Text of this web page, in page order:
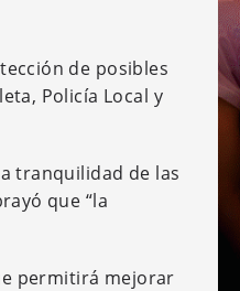
de posibles
Policía Local y
tranquilidad de las
que “la
permitirá mejorar